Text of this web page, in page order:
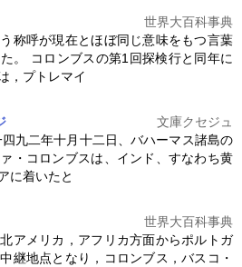
世界大百科事典
称呼が現在とほぼ同じ意味をもつ言葉
。
コロンブスの第1回探検行と同年に
，プトレマイ
文庫クセジュ
九二年十月十二日、バハーマス諸島の
・ コロンブスは、インド、すなわち黄
に着いたと
世界大百科事典
アメリカ，アフリカ方面からポルトガ
継地点となり， コロンブス ，バスコ・